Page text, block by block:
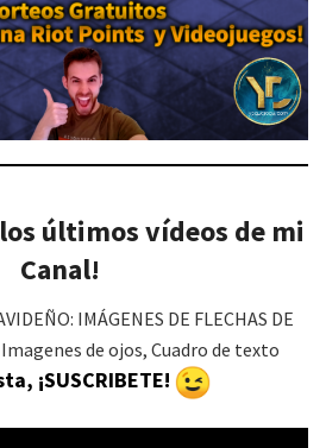
últimos vídeos de mi
Canal!
¡SUSCRIBETE!